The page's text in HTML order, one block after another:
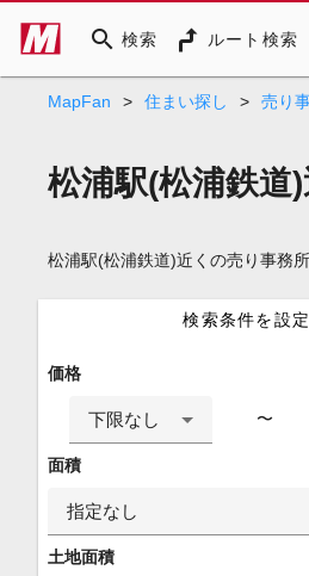
search 検索 ルート検索
MapFan > 住まい探し > 売り
松浦駅(松浦鉄道
松浦駅(松浦鉄道)近くの売り事務
検索条件を設
価格
下限なし 〜
面積
指定なし
土地面積